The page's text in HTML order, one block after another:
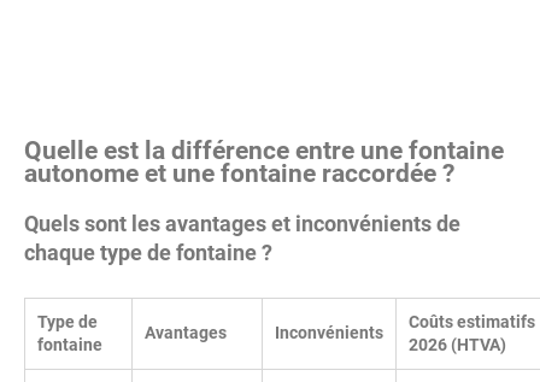
Quelle est la différence entre une fontaine
autonome et une fontaine raccordée ?
Quels sont les avantages et inconvénients de
chaque type de fontaine ?
Type de
fontaine
Avantages Inconvénients
Coûts estimatifs
2026 (HTVA)